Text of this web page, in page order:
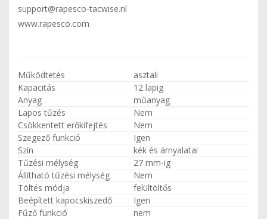
support@rapesco-tacwise.nl
www.rapesco.com
Működtetés
asztali
Kapacitás
12 lapig
Anyag
műanyag
Lapos tűzés
Nem
Csökkentett erőkifejtés
Nem
Szegező funkció
Igen
Szín
kék és árnyalatai
Tűzési mélység
27 mm-ig
Állítható tűzési mélység
Nem
Töltés módja
felültöltős
Beépített kapocskiszedő
Igen
Fűző funkció
nem